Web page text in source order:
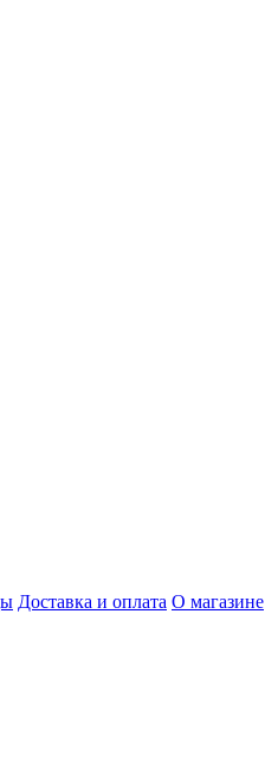
Доставка и оплата О магазине